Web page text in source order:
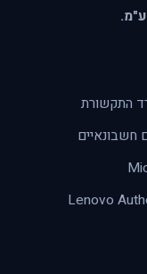
התקשורת
חשבונאיים
Lenovo